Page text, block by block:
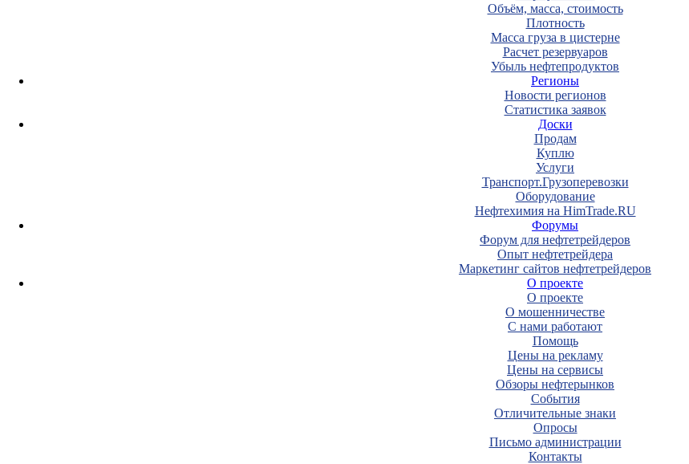
Объём, масса, стоимость
Плотность
Масса груза в цистерне
Расчет резервуаров
Убыль нефтепродуктов
Регионы
Новости регионов
Статистика заявок
Доски
Продам
Куплю
Услуги
Транспорт.Грузоперевозки
Оборудование
Нефтехимия на HimTrade.RU
Форумы
Форум для нефтетрейдеров
Опыт нефтетрейдера
Маркетинг сайтов нефтетрейдеров
О проекте
О проекте
О мошенничестве
С нами работают
Помощь
Цены на рекламу
Цены на сервисы
Обзоры нефтерынков
События
Отличительные знаки
Опросы
Письмо администрации
Контакты